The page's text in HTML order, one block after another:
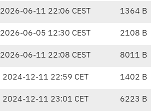
2026-06-11 22:06 CEST 1364 B
2026-06-05 12:30 CEST 2108 B
2026-06-11 22:08 CEST 8011 B
2024-12-11 22:59 CET 1402 B
2024-12-11 23:01 CET 6223 B